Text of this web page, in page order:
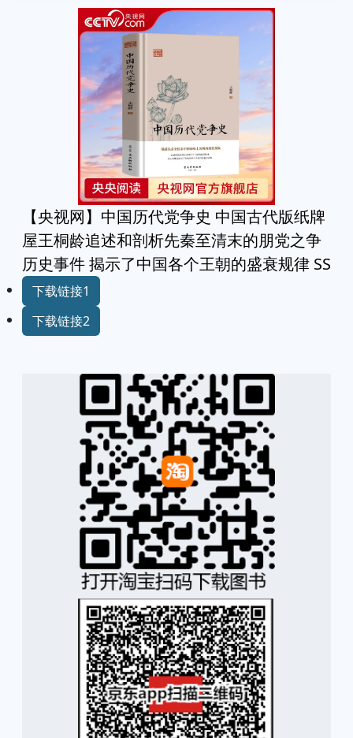
【央视网】中国历代党争史 中国古代版纸牌
屋王桐龄追述和剖析先秦至清末的朋党之争
历史事件 揭示了中国各个王朝的盛衰规律 SS
下载链接1
下载链接2